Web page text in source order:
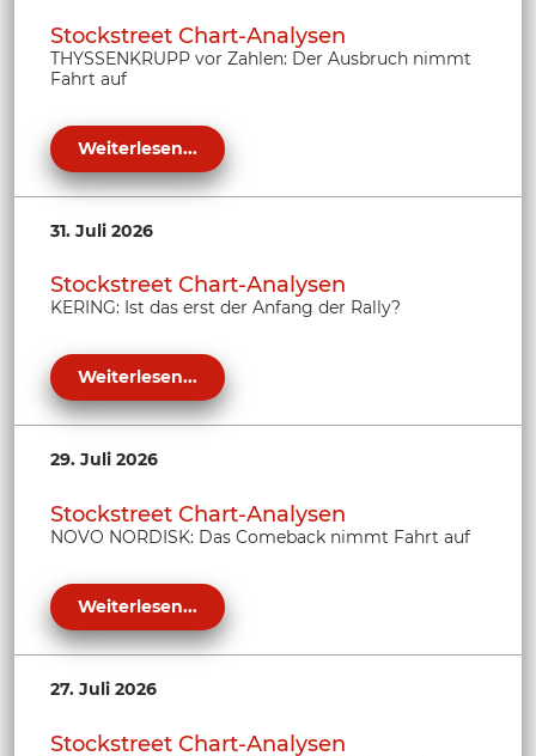
Stockstreet Chart-Analysen
THYSSENKRUPP vor Zahlen: Der Ausbruch nimmt
Fahrt auf
Weiterlesen...
31. Juli 2026
Stockstreet Chart-Analysen
KERING: Ist das erst der Anfang der Rally?
Weiterlesen...
29. Juli 2026
Stockstreet Chart-Analysen
NOVO NORDISK: Das Comeback nimmt Fahrt auf
Weiterlesen...
27. Juli 2026
Stockstreet Chart-Analysen